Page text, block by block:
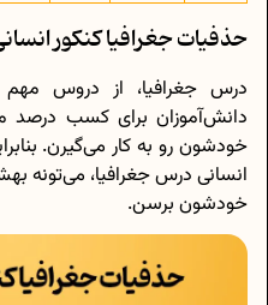
حذفیات جغرافیا کنکور انسانی
درس جغرافیا، از دروس
دانش‌آموزان برای کسب درصد
خودشون رو به کار می‌گیرن.
انسانی درس جغرافیا، می‌تونه
خودشون برسن.